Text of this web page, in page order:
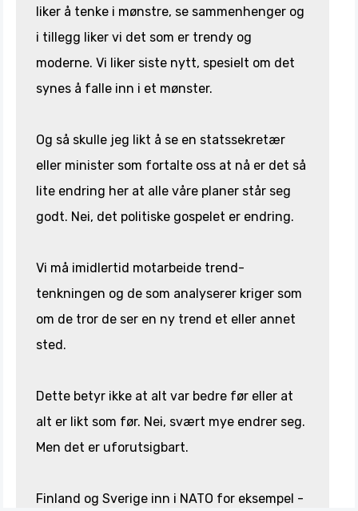
liker å tenke i mønstre, se sammenhenger og
i tillegg liker vi det som er trendy og
moderne. Vi liker siste nytt, spesielt om det
synes å falle inn i et mønster.
Og så skulle jeg likt å se en statssekretær
eller minister som fortalte oss at nå er det så
lite endring her at alle våre planer står seg
godt. Nei, det politiske gospelet er endring.
Vi må imidlertid motarbeide trend-
tenkningen og de som analyserer kriger som
om de tror de ser en ny trend et eller annet
sted.
Dette betyr ikke at alt var bedre før eller at
alt er likt som før. Nei, svært mye endrer seg.
Men det er uforutsigbart.
Finland og Sverige inn i NATO for eksempel -